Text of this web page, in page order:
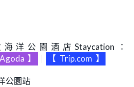
洋公園酒店Staycation：
Agoda 】 【 Trip.com 】
公園站